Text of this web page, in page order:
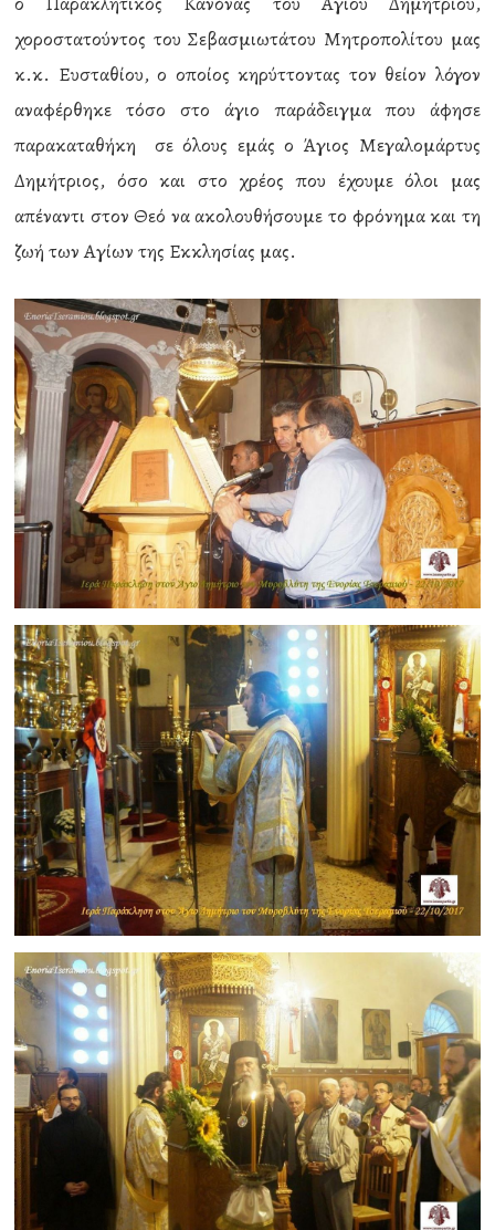
χοροστατούντος του Σεβασμιωτάτου Μητροπολίτου μας
κ.κ. Ευσταθίου, ο οποίος κηρύττοντας τον θείον λόγον
αναφέρθηκε τόσο στο άγιο παράδειγμα που άφησε
παρακαταθήκη σε όλους εμάς ο Άγιος Μεγαλομάρτυς
Δημήτριος, όσο και στο χρέος που έχουμε όλοι μας
απέναντι στον Θεό να ακολουθήσουμε το φρόνημα και τη
ζωή των Αγίων της Εκκλησίας μας.